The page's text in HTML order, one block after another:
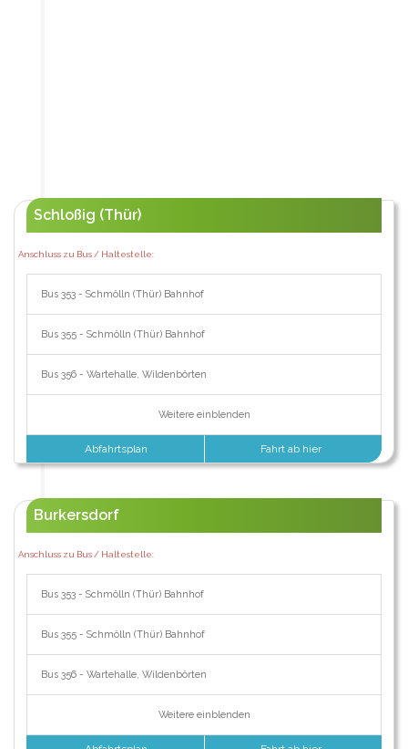
Schloßig (Thür)
Anschluss zu Bus / Haltestelle:
Bus 353 - Schmölln (Thür) Bahnhof
Bus 355 - Schmölln (Thür) Bahnhof
Bus 356 - Wartehalle, Wildenbörten
Weitere einblenden
Abfahrtsplan Fahrt ab hier
Burkersdorf
Anschluss zu Bus / Haltestelle:
Bus 353 - Schmölln (Thür) Bahnhof
Bus 355 - Schmölln (Thür) Bahnhof
Bus 356 - Wartehalle, Wildenbörten
Weitere einblenden